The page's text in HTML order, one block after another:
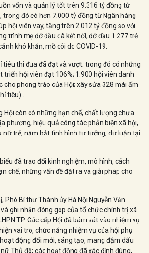
vốn và quản lý tốt trên 9.316 tỷ đồng từ
trong đó có hơn 7.000 tỷ đồng từ Ngân hàng
hội viên vay, tăng trên 2.012 tỷ đồng so với
trình mẹ đỡ đầu đã kết nối, đỡ đầu 1.277 trẻ
khó khăn, mồ côi do COVID-19.
tiêu thi đua đã đạt và vượt, trong đó có những
triển hội viên đạt 106%; 1.900 hội viên danh
cho phong trào của Hội; xây sửa 328 mái ấm
tiêu)…
Hội còn có những hạn chế, chất lượng chưa
phương, hiệu quả công tác phản biện xã hội,
nữ trẻ, nắm bắt tình hình tư tưởng, dư luận tại
đã trao đổi kinh nghiệm, mô hình, cách
chế, những vấn đề đặt ra và giải pháp cho
Phó Bí thư Thành ủy Hà Nội Nguyễn Văn
ghi nhận đóng góp của tổ chức chính trị xã
TP. Các cấp Hội đã bám sát vào nhiệm vụ
vai trò, chức năng nhiệm vụ của hội phụ
động đổi mới, sáng tạo, mang đậm dấu
Thủ đô; các hoạt động đã xác định đúng,